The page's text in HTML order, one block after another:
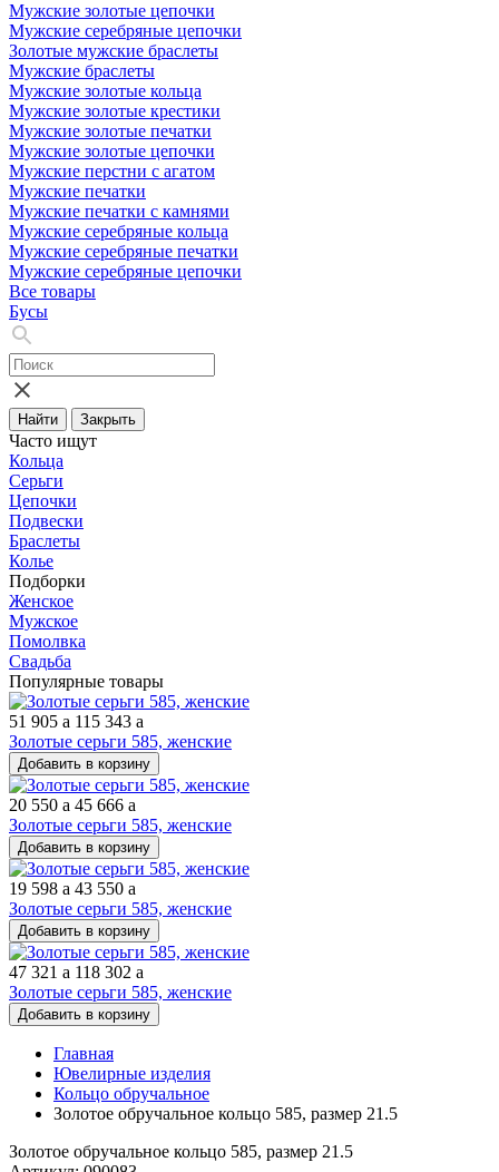
Мужские золотые цепочки
Мужские серебряные цепочки
Золотые мужские браслеты
Мужские браслеты
Мужские золотые кольца
Мужские золотые крестики
Мужские золотые печатки
Мужские золотые цепочки
Мужские перстни с агатом
Мужские печатки
Мужские печатки с камнями
Мужские серебряные кольца
Мужские серебряные печатки
Мужские серебряные цепочки
Все товары
Бусы
Найти Закрыть
Часто ищут
Кольца
Серьги
Цепочки
Подвески
Браслеты
Колье
Подборки
Женское
Мужское
Помолвка
Свадьба
Популярные товары
51 905 a 115 343 a
Золотые серьги 585, женские
Добавить в корзину
20 550 a 45 666 a
Золотые серьги 585, женские
Добавить в корзину
19 598 a 43 550 a
Золотые серьги 585, женские
Добавить в корзину
47 321 a 118 302 a
Золотые серьги 585, женские
Добавить в корзину
Главная
Ювелирные изделия
Кольцо обручальное
Золотое обручальное кольцо 585, размер 21.5
Золотое обручальное кольцо 585, размер 21.5